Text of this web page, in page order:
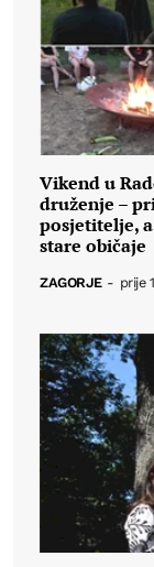
Vikend u
druženje –
posjetitelje,
stare običaje
ZAGORJE - prije